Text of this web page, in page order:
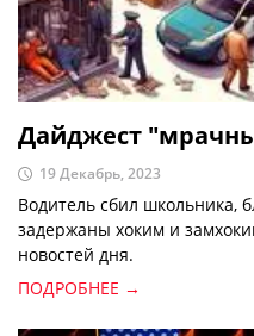
Дайджест
19 Декабрь, 2023
Bодитель сбил школьника,
задержаны хоким и
новостей дня.
ПОДРОБНЕЕ →